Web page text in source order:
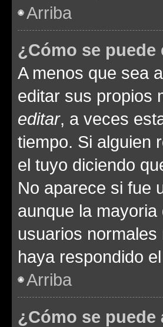
Arriba
¿Cómo se
A menos que sea
editar sus propios
editar, a veces
tiempo. Si alguien
el tuyo diciendo
No aparece si fue
aunque la
usuarios
haya respondido
Arriba
¿Cómo se